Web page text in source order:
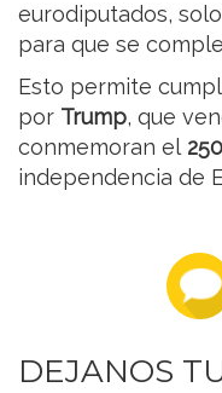
eurodiputados,
para que se
Esto permite
por Trump, que
conmemoran el
independencia de
DEJANOS